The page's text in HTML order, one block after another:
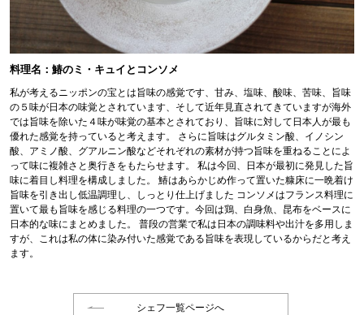
料理名：鰆のミ・キュイとコンソメ
私が考えるニッポンの宝とは旨味の感覚です、甘み、塩味、酸味、苦味、旨味
の５味が日本の味覚とされています、そして近年見直されてきていますが海外
では旨味を除いた４味が味覚の基本とされており、旨味に対して日本人が最も
優れた感覚を持っていると考えます。 さらに旨味はグルタミン酸、イノシン
酸、アミノ酸、グアルニン酸などそれぞれの素材が持つ旨味を重ねることによ
って味に複雑さと奥行きをもたらせます。 私は今回、日本が最初に発見した旨
味に着目し料理を構成しました。 鰆はあらかじめ作って置いた糠床に一晩着け
旨味を引き出し低温調理し、しっとり仕上げました コンソメはフランス料理に
置いて最も旨味を感じる料理の一つです。今回は鶏、白身魚、昆布をベースに
日本的な味にまとめました。 普段の営業で私は日本の調味料や出汁を多用しま
すが、これは私の体に染み付いた感覚である旨味を表現しているからだと考え
ます。
シェフ一覧ページへ